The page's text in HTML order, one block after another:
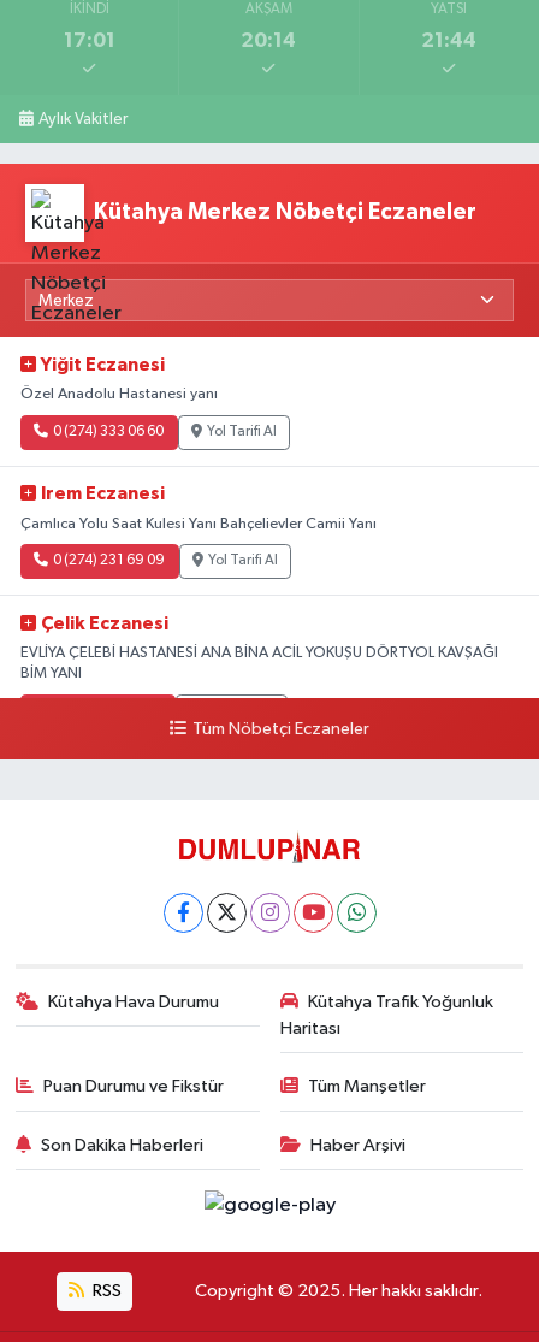
İKINDI
17:01
AKŞAM
20:14
YATSI
21:44
Aylık Vakitler
Kütahya Merkez Nöbetçi Eczaneler
Yiğit Eczanesi
Özel Anadolu Hastanesi yanı
0 (274) 333 06 60 Yol Tarifi Al
Irem Eczanesi
Çamlıca Yolu Saat Kulesi Yanı Bahçelievler Camii Yanı
0 (274) 231 69 09 Yol Tarifi Al
Çelik Eczanesi
EVLİYA ÇELEBİ HASTANESİ ANA BİNA ACİL YOKUŞU DÖRTYOL KAVŞAĞI
BİM YANI
Tüm Nöbetçi Eczaneler
Kütahya Hava Durumu
Kütahya Trafik Yoğunluk
Haritası
Puan Durumu ve Fikstür Tüm Manşetler
Son Dakika Haberleri Haber Arşivi
RSS Copyright © 2025. Her hakkı saklıdır.